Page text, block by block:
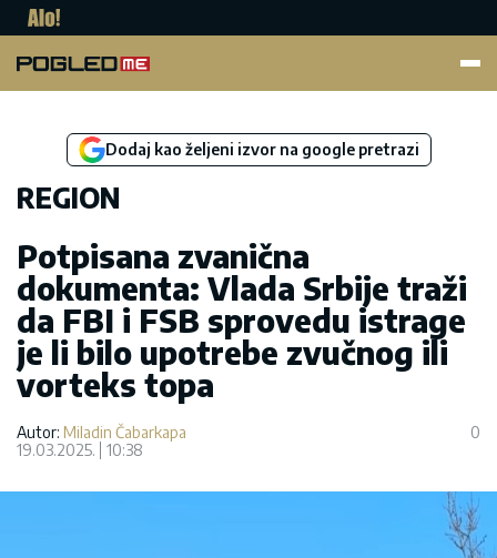
Dodaj kao željeni izvor na google pretrazi
REGION
Potpisana zvanična
dokumenta: Vlada Srbije traži
da FBI i FSB sprovedu istrage
je li bilo upotrebe zvučnog ili
vorteks topa
Autor: Miladin Čabarkapa
19.03.2025.
10:38
0